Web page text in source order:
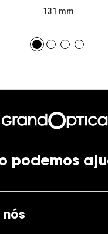
131 mm
podemos
nós